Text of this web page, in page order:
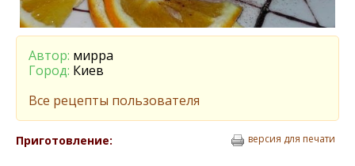
Автор: мирра
Город: Киев
Все рецепты пользователя
Приготовление: версия для печати